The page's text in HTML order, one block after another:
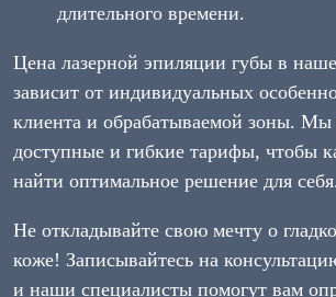
длительного времени.
Цена лазерной эпиляции губы в
зависит от индивидуальных
клиента и обрабатываемой зоны. Мы
доступные и гибкие тарифы, чтобы
найти оптимальное решение для
Не откладывайте свою мечту о
коже! Записывайтесь на
и наши специалисты помогут вам